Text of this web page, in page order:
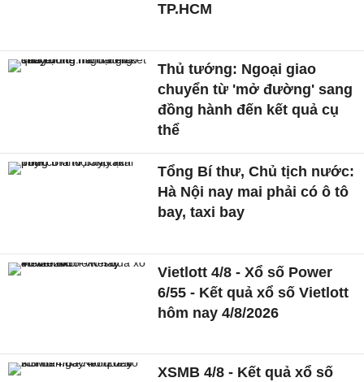
TP.HCM
Thủ tướng: Ngoại giao
chuyển từ 'mở đường' sang
đồng hành đến kết quả cụ
thể
Tổng Bí thư, Chủ tịch nước:
Hà Nội nay mai phải có ô tô
bay, taxi bay
Vietlott 4/8 - Xổ số Power
6/55 - Kết quả xổ số Vietlott
hôm nay 4/8/2026
XSMB 4/8 - Kết quả xổ số